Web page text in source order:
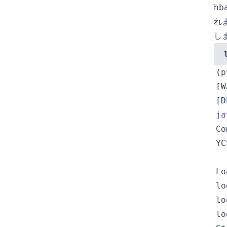
れ
し
(
[